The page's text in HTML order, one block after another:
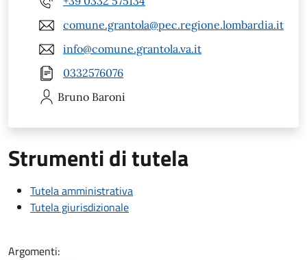
comune.grantola@pec.regione.lombardia.it
info@comune.grantola.va.it
0332576076
Bruno Baroni
Strumenti di tutela
Tutela amministrativa
Tutela giurisdizionale
Argomenti: